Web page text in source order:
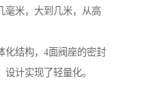
毫米，大到几米，从高
化结构，4面阀座的密封
计实现了轻量化。